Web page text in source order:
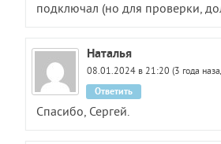
подключал (но для проверки,
Наталья
08.01.2024 в 21:20 (3 года
Спасибо, Сергей.
Ответить